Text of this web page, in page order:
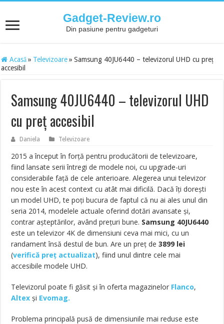
Gadget-Review.ro
Din pasiune pentru gadgeturi
Acasă » Televizoare » Samsung 40JU6440 – televizorul UHD cu preț
accesibil
Samsung 40JU6440 – televizorul UHD
cu preț accesibil
Daniela Televizoare
2015 a început în forță pentru producătorii de televizoare,
fiind lansate serii întregi de modele noi, cu upgrade-uri
considerabile față de cele anterioare. Alegerea unui televizor
nou este în acest context cu atât mai dificilă. Dacă îți dorești
un model UHD, te poți bucura de faptul că nu ai ales unul din
seria 2014, modelele actuale oferind dotări avansate și,
contrar așteptărilor, având prețuri bune. Samsung 40JU6440
este un televizor 4K de dimensiuni ceva mai mici, cu un
randament însă destul de bun. Are un preț de3899 lei
(verifică preț actualizat), fiind unul dintre cele mai
accesibile modele UHD.
Televizorul poate fi găsit și în oferta magazinelor Flanco,
Altex și Evomag.
Problema principală pusă de dimensiunile mai reduse este